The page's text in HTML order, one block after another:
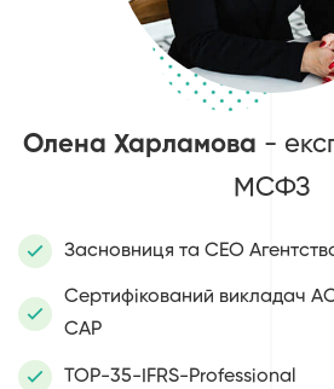
Олена Харламова -
МСФЗ
Засновниця та СЕО
Сертифікований викладач
CAP
ТОР-35-IFRS-Professional